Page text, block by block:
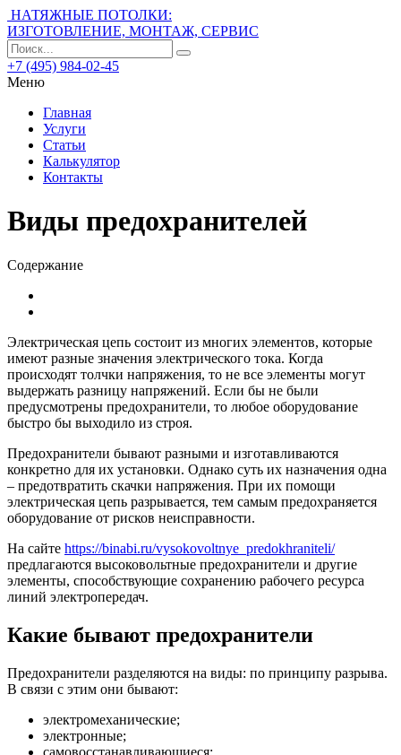
НАТЯЖНЫЕ ПОТОЛКИ:
ИЗГОТОВЛЕНИЕ, МОНТАЖ, СЕРВИС
+7 (495) 984-02-45
Меню
Главная
Услуги
Статьи
Калькулятор
Контакты
Виды предохранителей
Содержание
Электрическая цепь состоит из многих элементов, которые
имеют разные значения электрического тока. Когда
происходят толчки напряжения, то не все элементы могут
выдержать разницу напряжений. Если бы не были
предусмотрены предохранители, то любое оборудование
быстро бы выходило из строя.
Предохранители бывают разными и изготавливаются
конкретно для их установки. Однако суть их назначения одна
– предотвратить скачки напряжения. При их помощи
электрическая цепь разрывается, тем самым предохраняется
оборудование от рисков неисправности.
На сайте https://binabi.ru/vysokovoltnye_predokhraniteli/
предлагаются высоковольтные предохранители и другие
элементы, способствующие сохранению рабочего ресурса
линий электропередач.
Какие бывают предохранители
Предохранители разделяются на виды: по принципу разрыва.
В связи с этим они бывают:
электромеханические;
электронные;
самовосстанавливающиеся;